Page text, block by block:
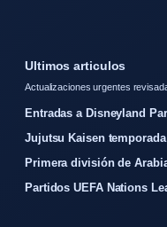
Ultimos articulos
Actualizaciones urgentes
Entradas a Disneyland
Jujutsu Kaisen
Primera división de
Partidos UEFA Nations